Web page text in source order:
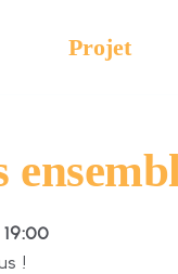
Projet
!